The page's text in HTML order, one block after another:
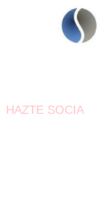
HAZTE SOCIA